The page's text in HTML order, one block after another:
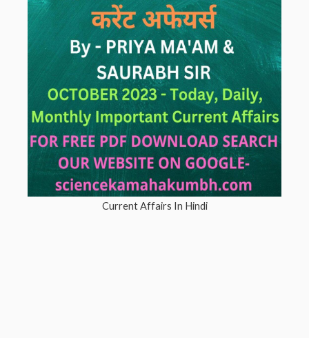
Current Affairs In Hindi